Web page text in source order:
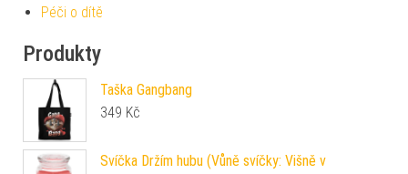
Péči o dítě
Produkty
Taška Gangbang
349 Kč
Svíčka Držím hubu (Vůně svíčky: Višně v